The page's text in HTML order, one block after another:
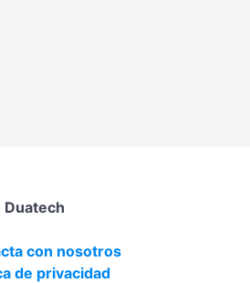
Duatech
con nosotros
de privacidad